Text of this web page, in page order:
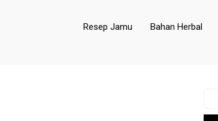
Resep Jamu Bahan Herbal